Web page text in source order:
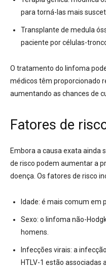
para torná-las mais
Transplante de medula
paciente por células-
O tratamento do linfoma
médicos têm proporcionado
aumentando as chances de
Fatores de
Embora a causa exata ainda
de risco podem aumentar a
doença. Os fatores de risco
Idade: é mais comum em
Sexo: o linfoma não-
homens.
Infecções virais: a
HTLV-1 estão